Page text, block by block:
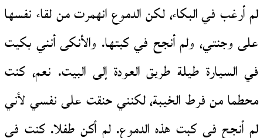
لم أرغب في البكاء، لكن الدموع انهمرت من لقاء نفسها
على وجنتي، ولم أنجح في كبتها. والأنكى أنني بكيت
في السيارة طيلة طريق العودة إلى البيت. نعم، كنت
محطما من فرط الخيبة، لكنني حنقت على نفسي لأني
لم أنجح في كبت هذه الدموع. لم أكن طفلا. كنت في